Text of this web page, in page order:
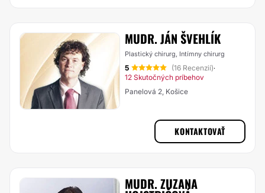
MUDR. JÁN ŠVEHLÍK
Plastický chirurg, Intímny chirurg
5 (16 Recenzií)·
12 Skutočných príbehov
Panelová 2, Košice
KONTAKTOVAŤ
MUDR. ZUZANA